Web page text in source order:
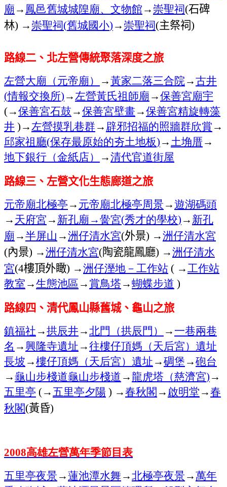
廟→鳳邑舊城城隍廟、文物館→崇聖祠(石碑
林) →崇聖祠(舊城國小) →崇聖祠(主祭祠)
路線二、北左營傳統聚落深度之旅
左營大廟（元帝廟） →黃家二落三合院→古井
(情報交換所) →左營黃氏祖師廟→保善宮廟宇
(→保善宮石鼓→保善宮壁畫→保善宮精旋轉藻
井 ) →左營摸乳巷群→辟邪招福的照牆群欣賞→
邱家祖廳(保存最原始的夯土地板) →土埆厝→
地下銀行（金紙店） →清代官道街屋
路線三、左營文化生態廊道之旅
元帝廟北極亭→元帝廟北極亭周景→遊湖碼頭
→天府宮→新孔廟→黌宮(秀才的學校) →新孔
廟→半屏山 →洲仔清水宮(外景) →洲仔清水宮
(內景) →洲仔清水宮(陶瓷龍鳳廳) →洲仔清水
宮(4樓頂外瞰) →洲仔溼地－工作站 ( →工作站
教室→生態池區→賞鳥塔→蝴蝶步道 )
路線四、清代鳳山縣舊城、龜山之旅
鎮福社→拱辰井→北門（拱辰門） →一巷兩巷
名 →興隆寺遺址→往樓仔頂媽（天后宮）遺址
長坡→樓仔頂媽（天后宮）遺址→碉堡→砲台
→龜山步棧道龜山步棧道→龍虎塔（慈濟宮) →
五里亭 (→五里亭夕陽 ) →春秋閣→啟明堂→春
秋閣(黃昏)
2008高雄左營萬年季節目表
五里亭夜景→蓮池潭水舞→北極亭夜景→萬年